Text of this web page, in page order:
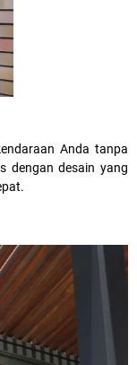
Anda tanpa
dengan desain yang